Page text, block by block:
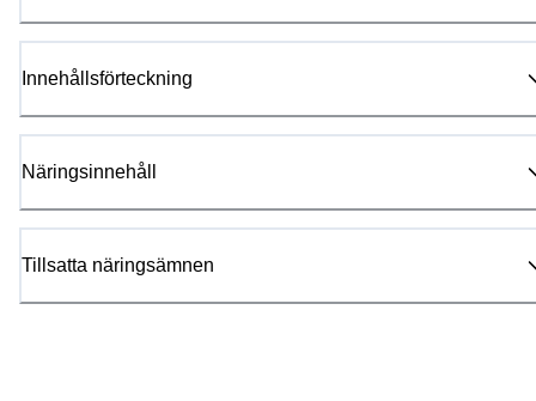
Innehållsförteckning
Näringsinnehåll
Tillsatta näringsämnen